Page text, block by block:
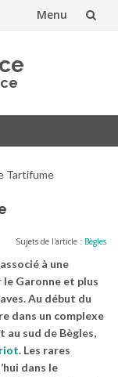
Menu
Tartifume
Sujets de l'article : Bègles
à une
Garonne et plus
Au début du
dans un complexe
sud de Bègles,
. Les rares
dans le